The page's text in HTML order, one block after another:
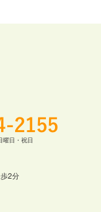
日・祝日
2分